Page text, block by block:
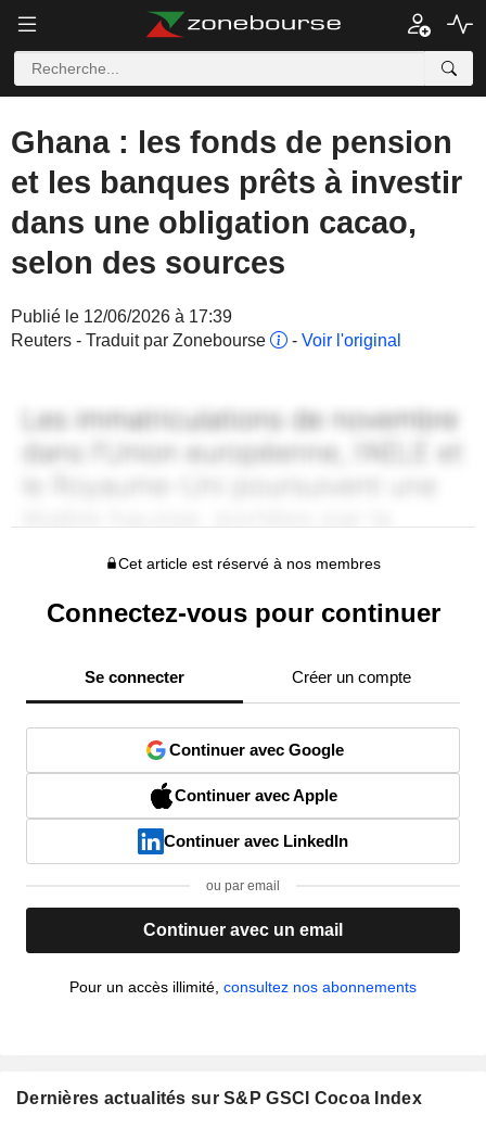
Ghana : les fonds de pension
et les banques prêts à investir
dans une obligation cacao,
selon des sources
Publié le 12/06/2026 à 17:39
Reuters - Traduit par Zonebourse
- Voir l'original
Cet article est réservé à nos membres
Connectez-vous pour continuer
Se connecter Créer un compte
Continuer avec Google
Continuer avec Apple
Continuer avec LinkedIn
ou par email
Continuer avec un email
Pour un accès illimité, consultez nos abonnements
Dernières actualités sur S&P GSCI Cocoa Index